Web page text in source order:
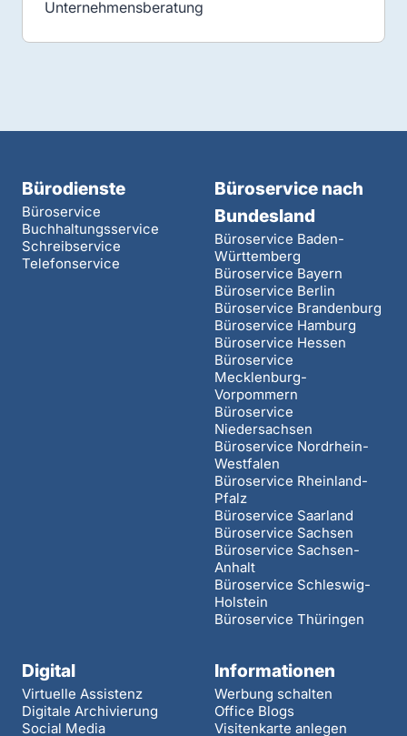
Unternehmensberatung
Bürodienste
Büroservice
Buchhaltungsservice
Schreibservice
Telefonservice
Büroservice nach
Bundesland
Büroservice Baden-
Württemberg
Büroservice Bayern
Büroservice Berlin
Büroservice Brandenburg
Büroservice Hamburg
Büroservice Hessen
Büroservice
Mecklenburg-
Vorpommern
Büroservice
Niedersachsen
Büroservice Nordrhein-
Westfalen
Büroservice Rheinland-
Pfalz
Büroservice Saarland
Büroservice Sachsen
Büroservice Sachsen-
Anhalt
Büroservice Schleswig-
Holstein
Büroservice Thüringen
Digital
Virtuelle Assistenz
Digitale Archivierung
Social Media
Informationen
Werbung schalten
Office Blogs
Visitenkarte anlegen